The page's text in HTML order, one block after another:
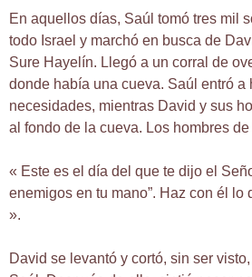
En aquellos días, Saúl tomó tres mil
todo Israel y marchó en busca de
Sure Hayelín. Llegó a un corral de
donde había una cueva. Saúl entró a
necesidades, mientras David y sus
al fondo de la cueva. Los hombres
« Este es el día del que te dijo el
enemigos en tu mano”. Haz con él lo
».
David se levantó y cortó, sin ser